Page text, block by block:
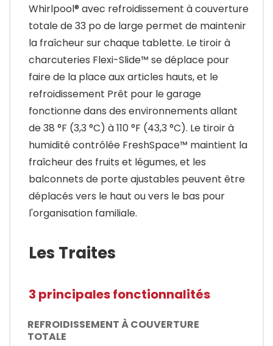
Whirlpool® avec refroidissement à couverture
totale de 33 po de large permet de maintenir
la fraîcheur sur chaque tablette. Le tiroir à
charcuteries Flexi-Slide™ se déplace pour
faire de la place aux articles hauts, et le
refroidissement Prêt pour le garage
fonctionne dans des environnements allant
de 38 °F (3,3 °C) à 110 °F (43,3 °C). Le tiroir à
humidité contrôlée FreshSpace™ maintient la
fraîcheur des fruits et légumes, et les
balconnets de porte ajustables peuvent être
déplacés vers le haut ou vers le bas pour
l'organisation familiale.
Les Traites
3 principales fonctionnalités
REFROIDISSEMENT À COUVERTURE
TOTALE